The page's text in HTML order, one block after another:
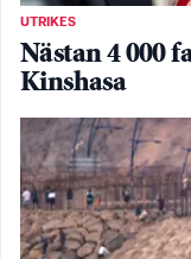
UTRIKES
Nästan 4 000
Kinshasa